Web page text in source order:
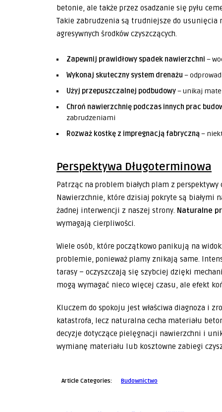
betonie, ale także przez osadzanie się pyłu
Takie zabrudzenia są trudniejsze do
agresywnych środków czyszczących.
Zapewnij prawidłowy spadek nawierzchni –
Wykonaj skuteczny system drenażu –
Użyj przepuszczalnej podbudowy– unikaj
Chroń nawierzchnię podczas innych prac
zabrudzeniami
Rozważ kostkę z impregnacją fabryczną–
Perspektywa Długoterminowa
Patrząc na problem białych plam z
Nawierzchnie, które dzisiaj pokryte są białymi
żadnej interwencji z naszej strony. Naturalne
wymagają cierpliwości.
Wiele osób, które początkowo panikują na
problemie, ponieważ plamy znikają same.
tarasy – oczyszczają się szybciej dzięki
mogą wymagać nieco więcej czasu, ale efekt
Kluczem do spokoju jest właściwa diagnoza i
katastrofa, lecz naturalna cecha materiału
decyzje dotyczące pielęgnacji nawierzchni i
wymianę materiału lub kosztowne zabiegi
Article Categories: Budownictwo